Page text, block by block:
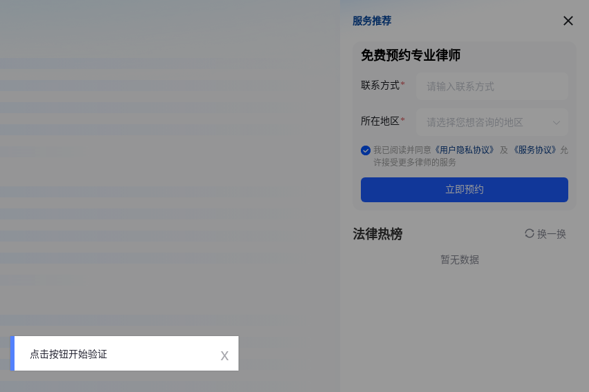
服务推荐
服务推荐
免费预约专业律师
联系方式
所在地区
我已阅读并同意 《用户隐私协议》 及 《服务协议》 允
许接受更多律师的服务
立即预约
法律热榜 换一换
暂无数据
点击按钮开始验证 x